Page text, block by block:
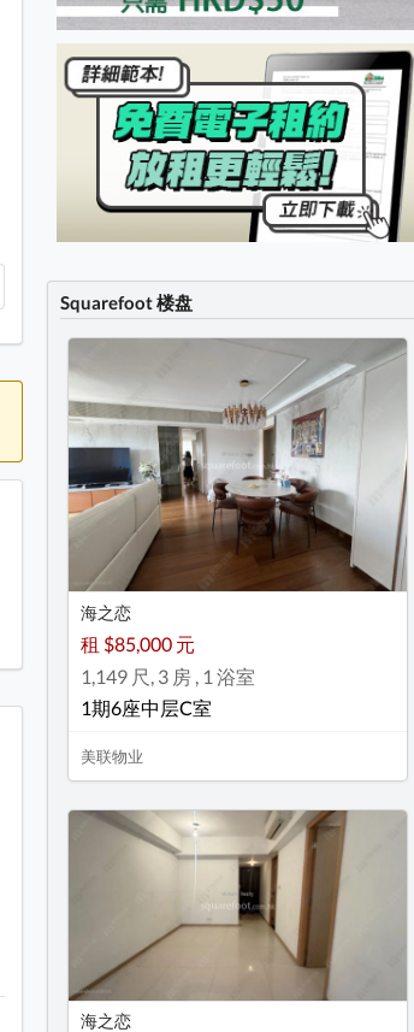
Squarefoot 楼盘
海之恋
租 $85,000 元
1,149 尺, 3 房 , 1 浴室
1期6座中层C室
美联物业
海之恋